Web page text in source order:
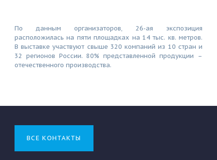
По данным организаторов, 26-ая экспозиция
расположилась на пяти площадках на 14 тыс. кв. метров.
В выставке участвуют свыше 320 компаний из 10 стран и
32 регионов России. 80% представленной продукции –
отечественного производства.
ВСЕ КОНТАКТЫ